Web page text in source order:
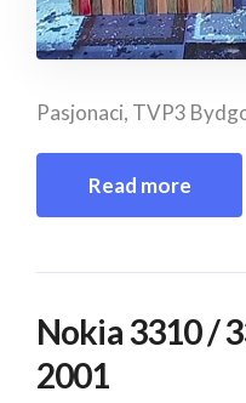
Pasjonaci, TVP3
Read more
Nokia 3310 /
2001